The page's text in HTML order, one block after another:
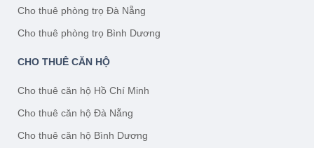
Cho thuê phòng trọ Đà Nẵng
Cho thuê phòng trọ Bình Dương
CHO THUÊ CĂN HỘ
Cho thuê căn hộ Hồ Chí Minh
Cho thuê căn hộ Đà Nẵng
Cho thuê căn hộ Bình Dương